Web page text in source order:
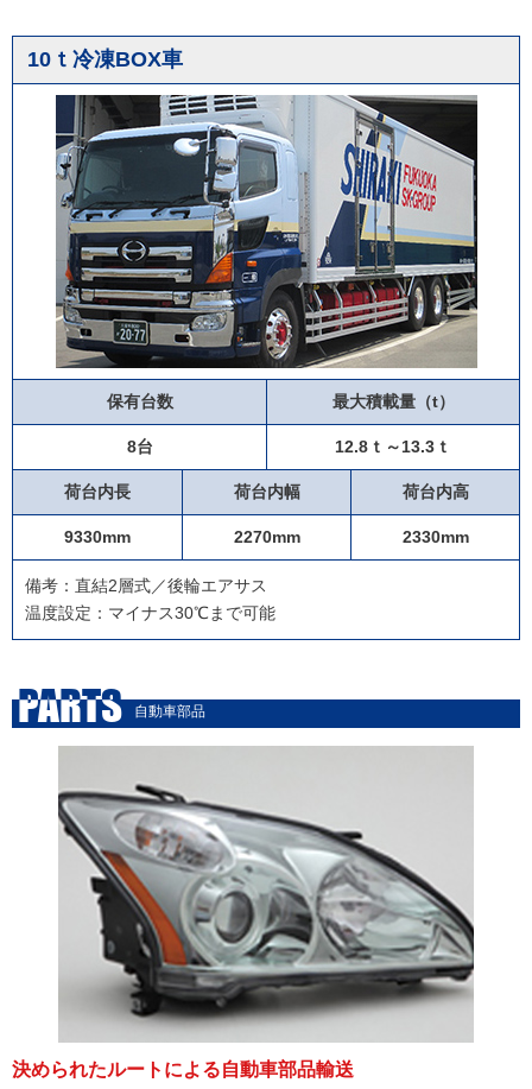
10ｔ冷凍BOX車
保有台数 最大積載量（t）
8台 12.8ｔ～13.3ｔ
荷台内長 荷台内幅 荷台内高
9330mm 2270mm 2330mm
備考：直結2層式／後輪エアサス
温度設定：マイナス30℃まで可能
PARTS 自動車部品
決められたルートによる自動車部品輸送